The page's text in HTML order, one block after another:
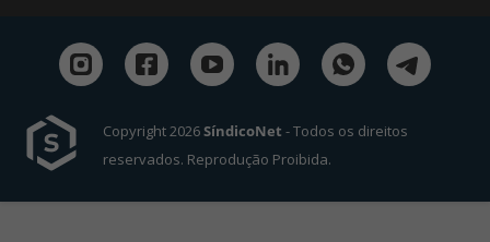
Copyright 2026SíndicoNet - Todos os direitos
reservados. Reprodução Proibida.